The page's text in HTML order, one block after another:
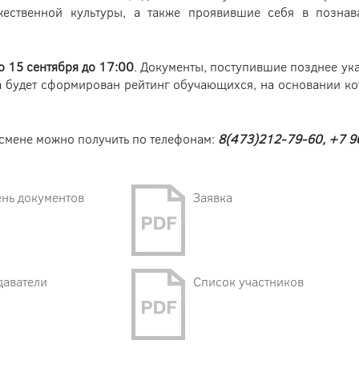
культуры, а также проявившие себя в
15 сентября до 17:00. Документы, поступившие позднее
будет сформирован рейтинг обучающихся, на основании
можно получить по телефонам: 8(473)212-79-60, +7
документов Заявка
Список участников